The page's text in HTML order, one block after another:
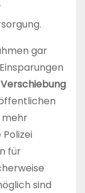
gar
Verschiebung
mehr
für
sind